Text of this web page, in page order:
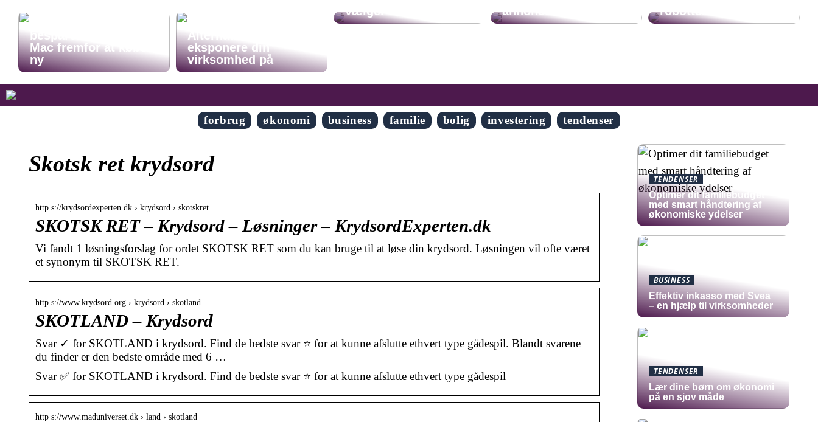
besparelse: Rens din
Mac fremfor at købe
ny
Alternative måder at
eksponere din
virksomhed på
vælger du det rette
annoncering
robotteknologi
forbrug økonomi business familie bolig investering tendenser
Skotsk ret krydsord
http s://krydsordexperten.dk › krydsord › skotskret
SKOTSK RET – Krydsord – Løsninger – KrydsordExperten.dk
Vi fandt 1 løsningsforslag for ordet SKOTSK RET som du kan bruge til at løse din krydsord. Løsningen vil ofte været
et synonym til SKOTSK RET.
http s://www.krydsord.org › krydsord › skotland
SKOTLAND – Krydsord
Svar ✓ for SKOTLAND i krydsord. Find de bedste svar ⭐ for at kunne afslutte ethvert type gådespil. Blandt svarene
du finder er den bedste område med 6 …
Svar ✅ for SKOTLAND i krydsord. Find de bedste svar ⭐ for at kunne afslutte ethvert type gådespil
http s://www.maduniverset.dk › land › skotland
TENDENSER
Optimer dit familiebudget
med smart håndtering af
økonomiske ydelser
BUSINESS
​Effektiv inkasso med Svea
– en hjælp til virksomheder
TENDENSER
Lær dine børn om økonomi
på en sjov måde